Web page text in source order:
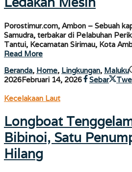
Porostimur.com, Ambon – Sebuah
Samudra, terbakar di Pelabuhan
Tantui, Kecamatan Sirimau, Kota
Read More
Beranda, Home, Lingkungan, Maluku
2026Februari 14, 2026olehSebar
Kecelakaan Laut
Longboat
Bibinoi, Satu
Hilang